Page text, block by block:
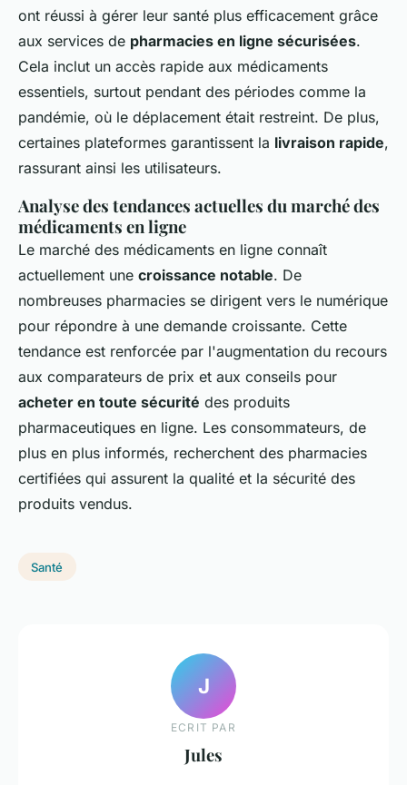
ont réussi à gérer leur santé plus efficacement grâce
aux services de pharmacies en ligne sécurisées.
Cela inclut un accès rapide aux médicaments
essentiels, surtout pendant des périodes comme la
pandémie, où le déplacement était restreint. De plus,
certaines plateformes garantissent la livraison rapide,
rassurant ainsi les utilisateurs.
Analyse des tendances actuelles du marché des
médicaments en ligne
Le marché des médicaments en ligne connaît
actuellement une croissance notable. De
nombreuses pharmacies se dirigent vers le numérique
pour répondre à une demande croissante. Cette
tendance est renforcée par l'augmentation du recours
aux comparateurs de prix et aux conseils pour
acheter en toute sécurité des produits
pharmaceutiques en ligne. Les consommateurs, de
plus en plus informés, recherchent des pharmacies
certifiées qui assurent la qualité et la sécurité des
produits vendus.
Santé
J
ECRIT PAR
Jules